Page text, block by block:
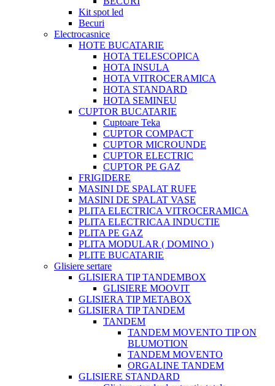
Kit spot led
Becuri
Electrocasnice
HOTE BUCATARIE
HOTA TELESCOPICA
HOTA INSULA
HOTA VITROCERAMICA
HOTA STANDARD
HOTA SEMINEU
CUPTOR BUCATARIE
Cuptoare Teka
CUPTOR COMPACT
CUPTOR MICROUNDE
CUPTOR ELECTRIC
CUPTOR PE GAZ
FRIGIDERE
MASINI DE SPALAT RUFE
MASINI DE SPALAT VASE
PLITA ELECTRICA VITROCERAMICA
PLITA ELECTRICAA INDUCTIE
PLITA PE GAZ
PLITA MODULAR ( DOMINO )
PLITE BUCATARIE
Glisiere sertare
GLISIERA TIP TANDEMBOX
GLISIERE MOOVIT
GLISIERA TIP METABOX
GLISIERA TIP TANDEM
TANDEM
TANDEM MOVENTO TIP ON
BLUMOTION
TANDEM MOVENTO
ORGALINE TANDEM
GLISIERE STANDARD